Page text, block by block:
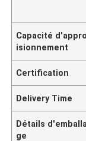
Capacité
isionnement
Certification
Delivery Time
Détails d'emballa
ge